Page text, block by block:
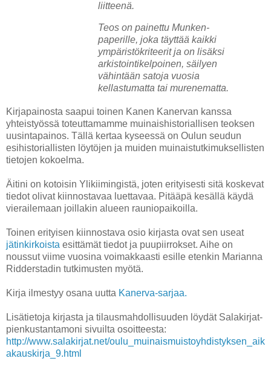
liitteenä.
Teos on painettu Munken-
paperille, joka täyttää kaikki
ympäristökriteerit ja on lisäksi
arkistointikelpoinen, säilyen
vähintään satoja vuosia
kellastumatta tai murenematta.
Kirjapainosta saapui toinen Kanen Kanervan kanssa
yhteistyössä toteuttamamme muinaishistoriallisen teoksen
uusintapainos. Tällä kertaa kyseessä on Oulun seudun
esihistoriallisten löytöjen ja muiden muinaistutkimuksellisten
tietojen kokoelma.
Äitini on kotoisin Ylikiimingistä, joten erityisesti sitä koskevat
tiedot olivat kiinnostavaa luettavaa. Pitääpä kesällä käydä
vierailemaan joillakin alueen rauniopaikoilla.
Toinen erityisen kiinnostava osio kirjasta ovat sen useat
jätinkirkoista esittämät tiedot ja puupiirrokset. Aihe on
noussut viime vuosina voimakkaasti esille etenkin Marianna
Ridderstadin tutkimusten myötä.
Kirja ilmestyy osana uutta Kanerva-sarjaa.
Lisätietoja kirjasta ja tilausmahdollisuuden löydät Salakirjat-
pienkustantamoni sivuilta osoitteesta:
http://www.salakirjat.net/oulu_muinaismuistoyhdistyksen_aik
akauskirja_9.html